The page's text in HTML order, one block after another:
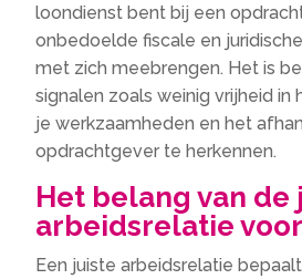
loondienst bent bij een
onbedoelde fiscale en
met zich meebrengen. Het is
signalen zoals weinig vrijheid in
je werkzaamheden en het
opdrachtgever te herkennen.
Het belang van de
arbeidsrelatie voor
Een juiste arbeidsrelatie